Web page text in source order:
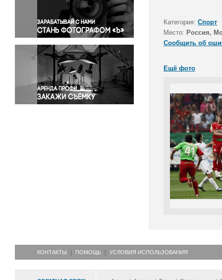
Правосудие
Происшествия и конфликты
Религия
Светская жизнь
Спорт
Экология
Экономика и бизнес
Категория: Спорт
Место: Россия,
Сообщить об
Ещё фото
КОНТАКТЫ ПОМОЩЬ УСЛОВИЯ ИСПОЛЬЗОВАНИЯ